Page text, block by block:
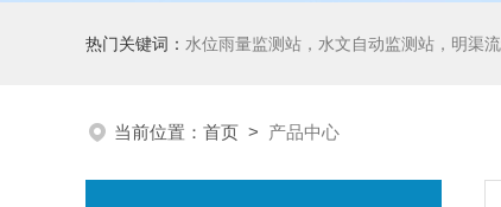
热门关键词： 水位雨量监测站，水文自动监测站，明渠
当前位置： 首页 > 产品中心